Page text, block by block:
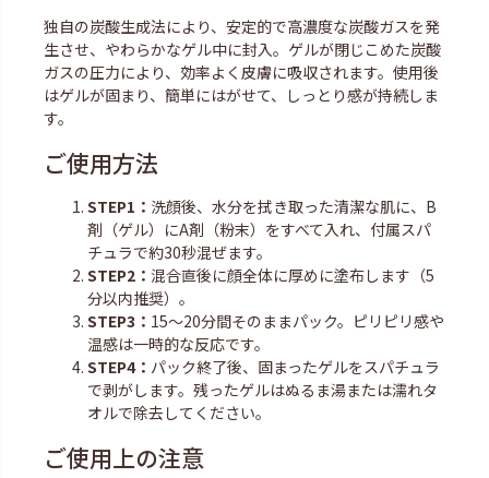
独自の炭酸生成法により、安定的で高濃度な炭酸ガスを発
生させ、やわらかなゲル中に封入。ゲルが閉じこめた炭酸
ガスの圧力により、効率よく皮膚に吸収されます。使用後
はゲルが固まり、簡単にはがせて、しっとり感が持続しま
す。
ご使用方法
STEP1： 洗顔後、水分を拭き取った清潔な肌に、B
剤（ゲル）にA剤（粉末）をすべて入れ、付属スパ
チュラで約30秒混ぜます。
STEP2： 混合直後に顔全体に厚めに塗布します（5
分以内推奨）。
STEP3： 15～20分間そのままパック。ピリピリ感や
温感は一時的な反応です。
STEP4： パック終了後、固まったゲルをスパチュラ
で剥がします。残ったゲルはぬるま湯または濡れタ
オルで除去してください。
ご使用上の注意